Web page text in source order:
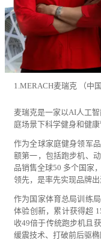
1.MERACH麦瑞克 （中国
麦瑞克是一家以AI人工
庭场景下科学健身和健
作为全球家庭健身领军
额第一，包括跑步机、
品销售全球50 多个国家
领先，是率先实现品牌
作为国家体育总局训练
体验创新，累计获得超
收49倍于传统跑步机且
缓震技术、打破前后驱